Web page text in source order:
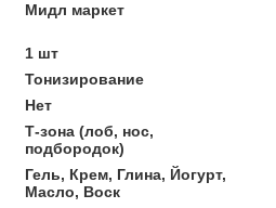
Мидл маркет
1 шт
Тонизирование
Нет
Т-зона (лоб, нос,
подбородок)
Гель, Крем, Глина, Йогурт,
Масло, Воск